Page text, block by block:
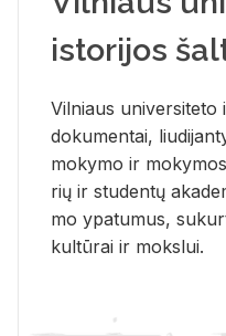
istorijos
Vil­niaus uni­ver­si­te­to
do­ku­men­tai,
mo­ky­mo ir
rių ir stu­den­tų
mo ypa­tu­mus,
kul­tū­rai ir moks­lui.